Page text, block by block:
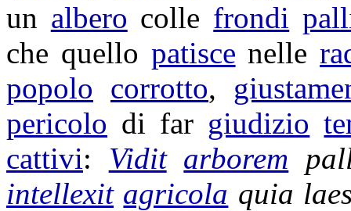
un albero colle frondi
che quello patisce nelle
popolo corrotto,
pericolo di far giudizio
cattivi: Vidit arborem
intellexit agricola quia